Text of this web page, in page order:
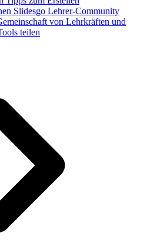
Slidesgo Lehrer-Community
von Lehrkräften und
teilen